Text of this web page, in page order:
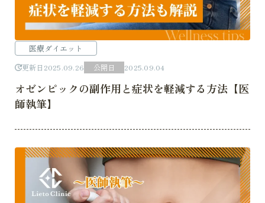
医療ダイエット
更新日 2025.09.26 公開日 2025.09.04
オゼンピックの副作用と症状を軽減する方法【医
師執筆】